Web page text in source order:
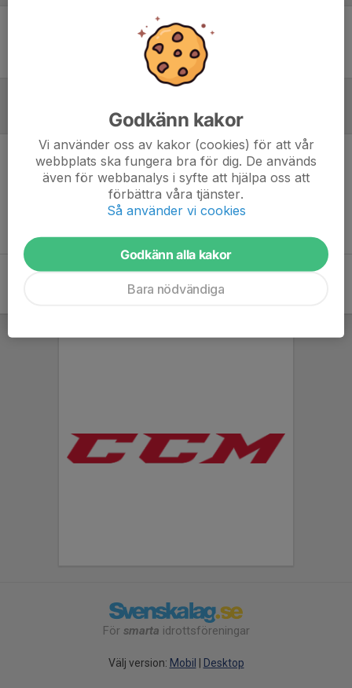
Ingen uppställning ifylld
Inget referat skrivet
För smarta idrottsföreningar
Välj version: Mobil Desktop
Godkänn kakor
Vi använder oss av kakor (cookies) för att vår
webbplats ska fungera bra för dig. De används
även för webbanalys i syfte att hjälpa oss att
förbättra våra tjänster.
Så använder vi cookies
Godkänn alla kakor
Bara nödvändiga